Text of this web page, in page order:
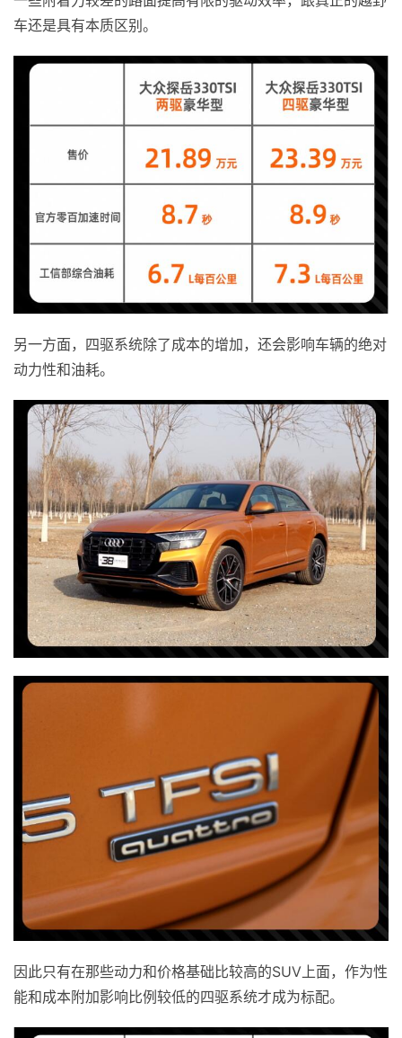
车还是具有本质区别。
另一方面，四驱系统除了成本的增加，还会影响车辆的绝对
动力性和油耗。
因此只有在那些动力和价格基础比较高的SUV上面，作为性
能和成本附加影响比例较低的四驱系统才成为标配。